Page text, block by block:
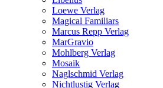
Loewe Verlag
Magical Familiars
Marcus Repp Verlag
MarGravio
Mohlberg Verlag
Mosaik
Naglschmid Verlag
Nichtlustig Verlag